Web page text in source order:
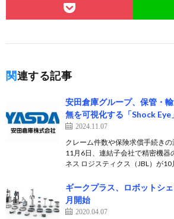
関連する記事
安田倉庫グループ、保管・
無を可視化する「Shock Eye
2024.11.07
クレーム件数や保険求償手続き
11月6日、連結子会社で精密機器
ネス ロジスティクス（JBL）が
ギークプラス、ロボットシ
月開始
2020.04.07